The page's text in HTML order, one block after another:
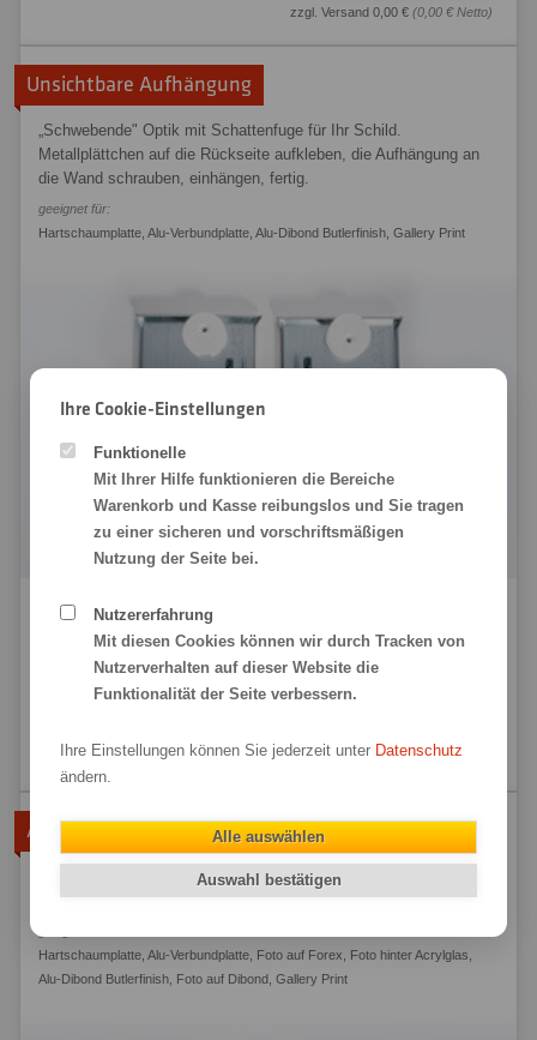
zzgl. Versand 0,00 € (0,00 € Netto)
Unsichtbare Aufhängung
„Schwebende" Optik mit Schattenfuge für Ihr Schild.
Metallplättchen auf die Rückseite aufkleben, die Aufhängung an
die Wand schrauben, einhängen, fertig.
geeignet für:
Hartschaumplatte Alu-Verbundplatte Alu-Dibond Butlerfinish Gallery Print
Anzahl 10,90 € Netto
zzgl. Versand 0,00 € (0,00 € Netto)
Aufhängeblech (2er-Set)
Zur einfachen Montage an der Wand. Montageblech aufkleben,
Nagel oder Schraube in die Wand und aufhängen.
Hartschaumplatte Alu-Verbundplatte Foto auf Forex Foto hinter Acrylglas
Alu-Dibond Butlerfinish Foto auf Dibond Gallery Print
Ihre Cookie-Einstellungen
Funktionelle
Mit Ihrer Hilfe funktionieren die Bereiche
Warenkorb und Kasse reibungslos und Sie tragen
zu einer sicheren und vorschriftsmäßigen
Nutzung der Seite bei.
Nutzererfahrung
Mit diesen Cookies können wir durch Tracken von
Nutzerverhalten auf dieser Website die
Funktionalität der Seite verbessern.
Ihre Einstellungen können Sie jederzeit unter Datenschutz
ändern.
Alle auswählen
Auswahl bestätigen